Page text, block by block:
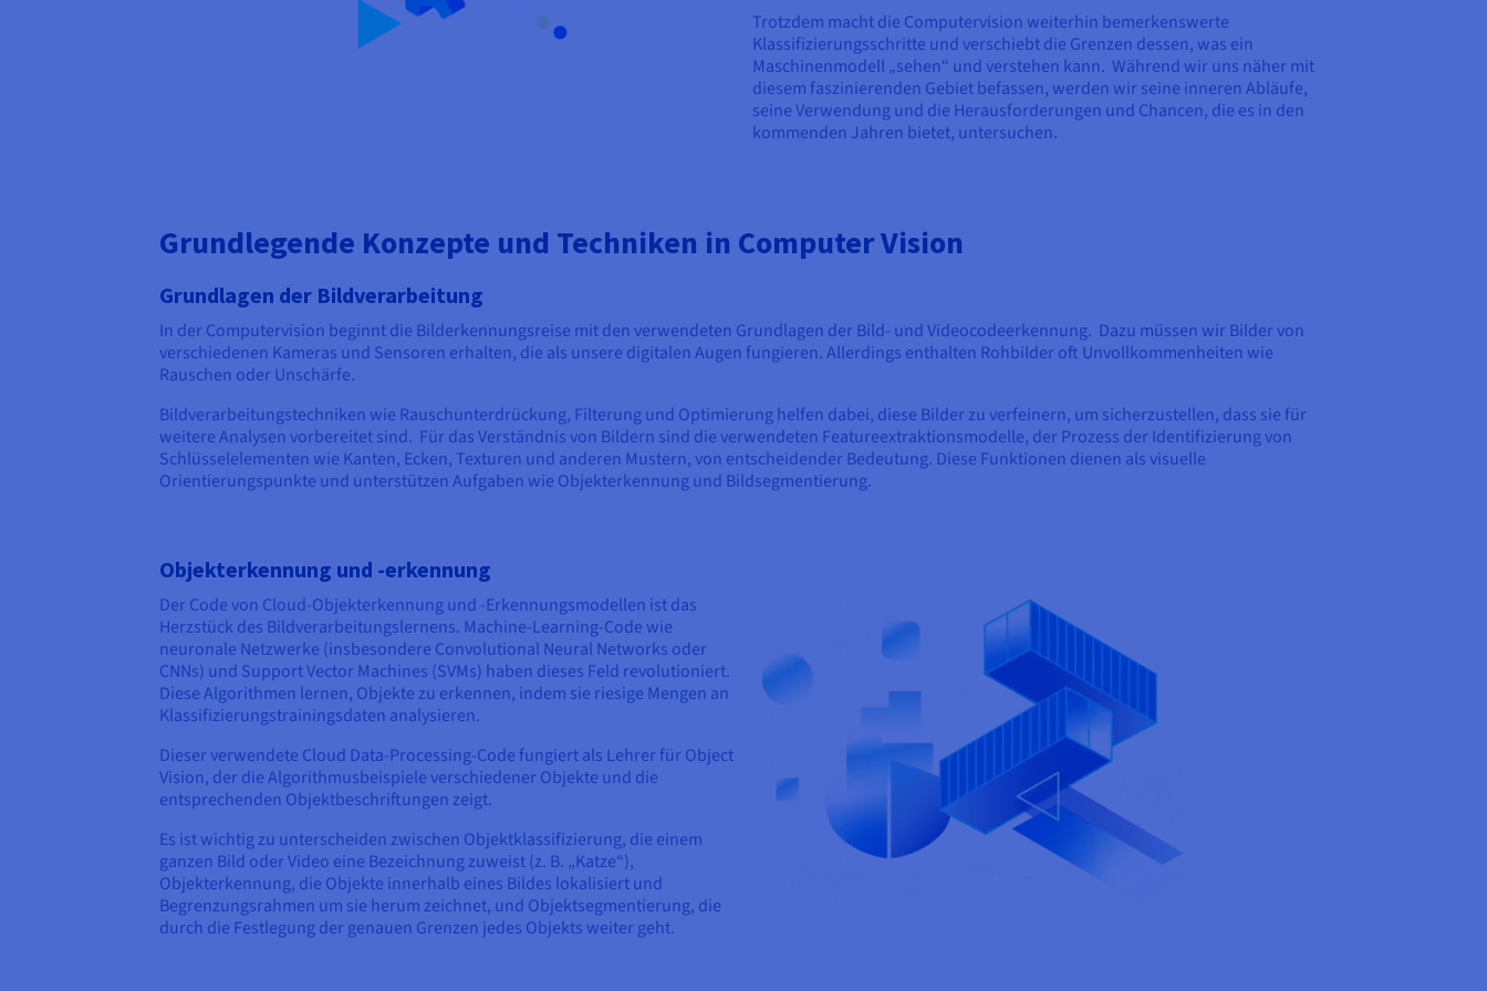
Trotzdem macht die Computervision weiterhin bemerkenswerte
Klassifizierungsschritte und verschiebt die Grenzen dessen, was ein
Maschinenmodell „sehen“ und verstehen kann. Während wir uns näher mit
diesem faszinierenden Gebiet befassen, werden wir seine inneren Abläufe,
seine Verwendung und die Herausforderungen und Chancen, die es in den
kommenden Jahren bietet, untersuchen.
Grundlegende Konzepte und Techniken in Computer Vision
Grundlagen der Bildverarbeitung
In der Computervision beginnt die Bilderkennungsreise mit den verwendeten Grundlagen der Bild- und Videocodeerkennung. Dazu müssen wir Bilder von
verschiedenen Kameras und Sensoren erhalten, die als unsere digitalen Augen fungieren. Allerdings enthalten Rohbilder oft Unvollkommenheiten wie
Rauschen oder Unschärfe.
Bildverarbeitungstechniken wie Rauschunterdrückung, Filterung und Optimierung helfen dabei, diese Bilder zu verfeinern, um sicherzustellen, dass sie für
weitere Analysen vorbereitet sind. Für das Verständnis von Bildern sind die verwendeten Featureextraktionsmodelle, der Prozess der Identifizierung von
Schlüsselelementen wie Kanten, Ecken, Texturen und anderen Mustern, von entscheidender Bedeutung. Diese Funktionen dienen als visuelle
Orientierungspunkte und unterstützen Aufgaben wie Objekterkennung und Bildsegmentierung.
Objekterkennung und -erkennung
Der Code von Cloud-Objekterkennung und -Erkennungsmodellen ist das
Herzstück des Bildverarbeitungslernens. Machine-Learning-Code wie
neuronale Netzwerke (insbesondere Convolutional Neural Networks oder
CNNs) und Support Vector Machines (SVMs) haben dieses Feld revolutioniert.
Diese Algorithmen lernen, Objekte zu erkennen, indem sie riesige Mengen an
Klassifizierungstrainingsdaten analysieren.
Dieser verwendete Cloud Data-Processing-Code fungiert als Lehrer für Object
Vision, der die Algorithmusbeispiele verschiedener Objekte und die
entsprechenden Objektbeschriftungen zeigt.
Es ist wichtig zu unterscheiden zwischen Objektklassifizierung, die einem
ganzen Bild oder Video eine Bezeichnung zuweist (z. B. „Katze“),
Objekterkennung, die Objekte innerhalb eines Bildes lokalisiert und
Begrenzungsrahmen um sie herum zeichnet, und Objektsegmentierung, die
durch die Festlegung der genauen Grenzen jedes Objekts weiter geht.